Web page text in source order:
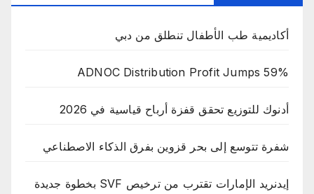
أكاديمية طب الأطفال تنطلق من دبي
ADNOC Distribution Profit Jumps 59%
أدنوك للتوزيع تحقق قفزة أرباح قياسية في 2026
شفرة تتوسع إلى بحر قزوين بفرق الذكاء الاصطناعي
إيدنريد الإمارات تقترب من ترخيص SVF بخطوة جديدة